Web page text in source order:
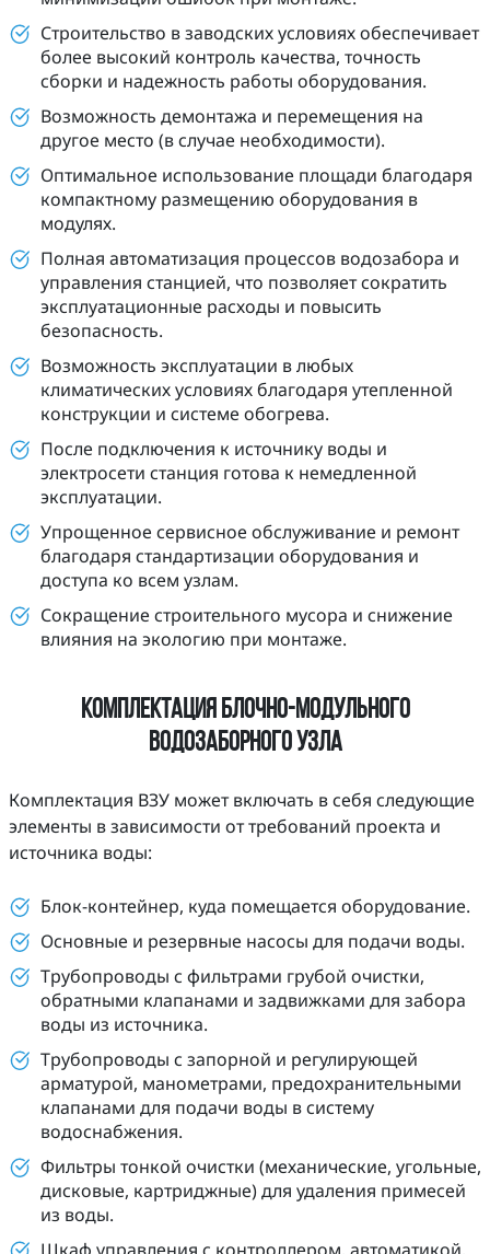
Строительство в заводских условиях обеспечивает
более высокий контроль качества, точность
сборки и надежность работы оборудования.
Возможность демонтажа и перемещения на
другое место (в случае необходимости).
Оптимальное использование площади благодаря
компактному размещению оборудования в
модулях.
Полная автоматизация процессов водозабора и
управления станцией, что позволяет сократить
эксплуатационные расходы и повысить
безопасность.
Возможность эксплуатации в любых
климатических условиях благодаря утепленной
конструкции и системе обогрева.
После подключения к источнику воды и
электросети станция готова к немедленной
эксплуатации.
Упрощенное сервисное обслуживание и ремонт
благодаря стандартизации оборудования и
доступа ко всем узлам.
Сокращение строительного мусора и снижение
влияния на экологию при монтаже.
Комплектация блочно-модульного
водозаборного узла
Комплектация ВЗУ может включать в себя следующие
элементы в зависимости от требований проекта и
источника воды:
Блок-контейнер, куда помещается оборудование.
Основные и резервные насосы для подачи воды.
Трубопроводы с фильтрами грубой очистки,
обратными клапанами и задвижками для забора
воды из источника.
Трубопроводы с запорной и регулирующей
арматурой, манометрами, предохранительными
клапанами для подачи воды в систему
водоснабжения.
Фильтры тонкой очистки (механические, угольные,
дисковые, картриджные) для удаления примесей
из воды.